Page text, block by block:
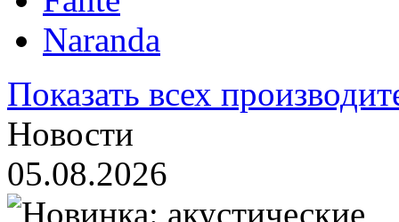
Naranda
Показать всех
Новости
05.08.2026